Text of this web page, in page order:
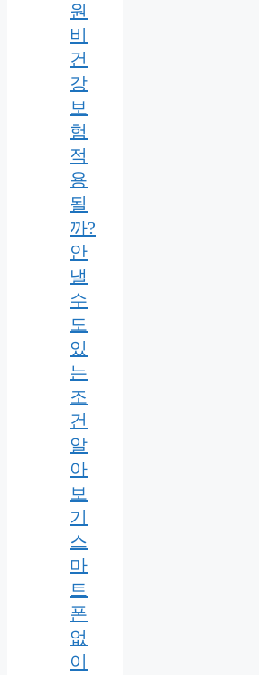
원
비
건
강
보
험
적
용
될
까?
안
낼
수
도
있
는
조
건
알
아
보
기
스
마
트
폰
없
이